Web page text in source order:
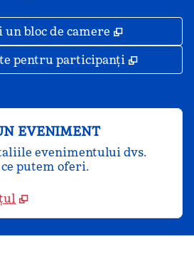
un bloc de camere ,
pentru participanți ,
EVENIMENT
evenimentului dvs.
putem oferi.